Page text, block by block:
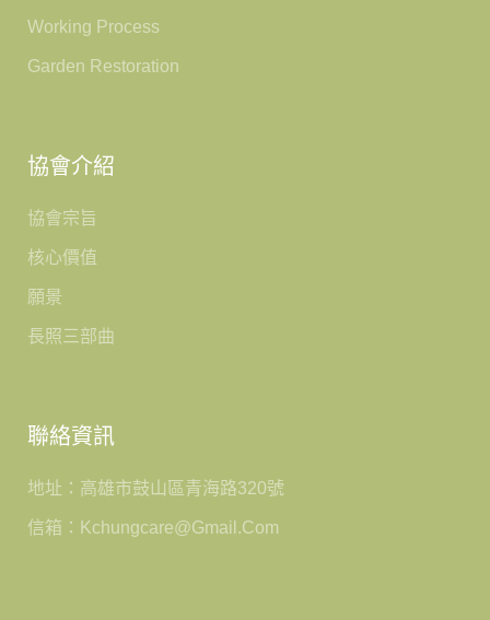
Working Process
Garden Restoration
協會介紹
協會宗旨
核心價值
願景
長照三部曲
聯絡資訊
地址：高雄市鼓山區青海路320號
信箱：kchungcare@gmail.com